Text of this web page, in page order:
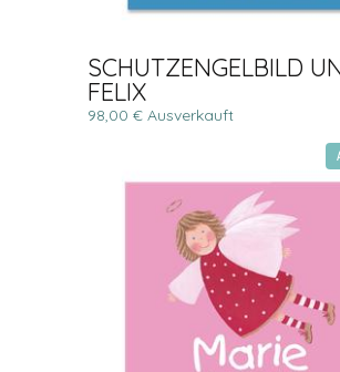
SCHUTZENGELBILD
FELIX
98,00 € Ausverkauft